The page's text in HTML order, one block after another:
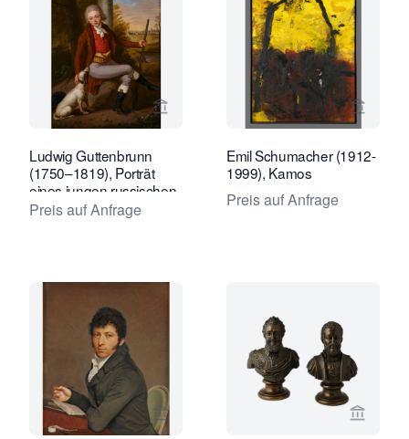
Verkaeuferseite von Kollenburg
Ludwig Guttenbrunn
(1750–1819), Porträt
eines jungen russischen
Adligen
Preis auf Anfrage
Emil Schumacher (1912-
1999), Kamos
Preis auf Anfrage
Verkaeuferseite von Kollenburg